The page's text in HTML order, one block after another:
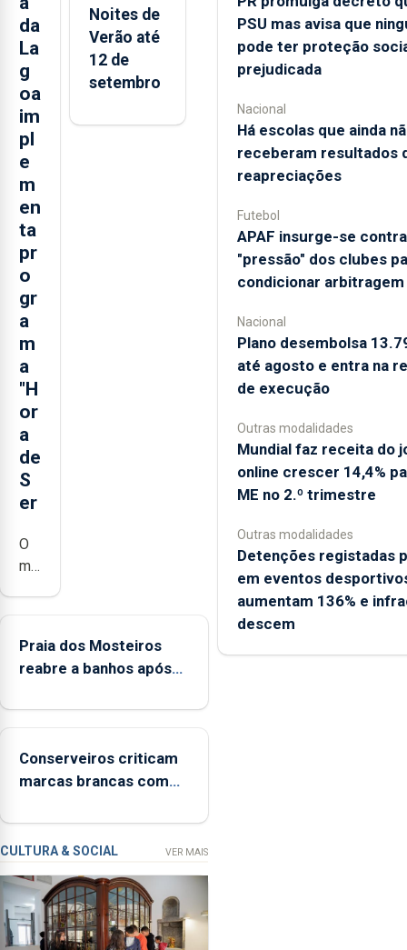
da
La
g
oa
im
pl
e
m
en
ta
pr
o
gr
a
m
a
"H
or
a
de
S
er
O
município
a
implementar
de
Ser”
a
prevenção
primária
da
violência
doméstica,
Noites de
Verão até
12 de
setembro
Praia dos Mosteiros
reabre a banhos após
Conserveiros criticam
marcas brancas com
CULTURA & SOCIAL VER MAIS
PSU mas avisa que
pode ter proteção
prejudicada
Nacional
Há escolas que ainda
receberam resultados
reapreciações
Futebol
APAF insurge-se contra
"pressão" dos clubes
condicionar arbitragem
Nacional
Plano desembolsa
até agosto e entra na
de execução
Outras modalidades
Mundial faz receita do
online crescer 14,4%
ME no 2.º trimestre
Outras modalidades
Detenções registadas
em eventos
aumentam 136% e
descem